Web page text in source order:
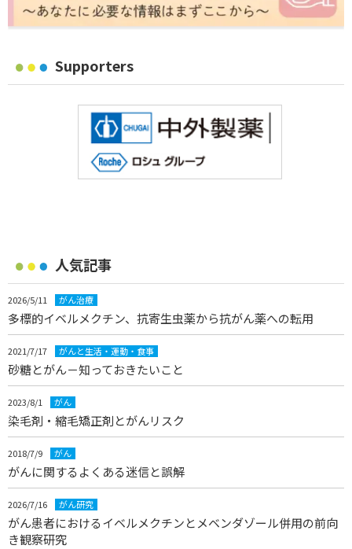
Supporters
人気記事
2026/5/11 がん治療
多標的イベルメクチン、抗寄生虫薬から抗がん薬への転用
2021/7/17 がんと生活・運動・食事
砂糖とがん－知っておきたいこと
2023/8/1 がん
染毛剤・縮毛矯正剤とがんリスク
2018/7/9 がん
がんに関するよくある迷信と誤解
2026/7/16 がん研究
がん患者におけるイベルメクチンとメベンダゾール併用の前向
き観察研究